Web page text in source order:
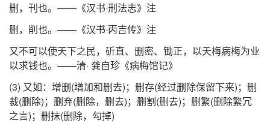
删，刊也。——《汉书·刑法志》注
删，削也。——《汉书·丙吉传》注
又不可以使天下之民，斫直、删密、锄正，以夭梅病梅为业
以求钱也。——清· 龚自珍《病梅馆记》
(3) 又如：增删(增加和删去)；删存(经过删除保留下来)；删
裁(删除)；删弃(删除，删去)；删割(删去)；删繁(删除繁冗
之言)；删抹(删除，勾掉)